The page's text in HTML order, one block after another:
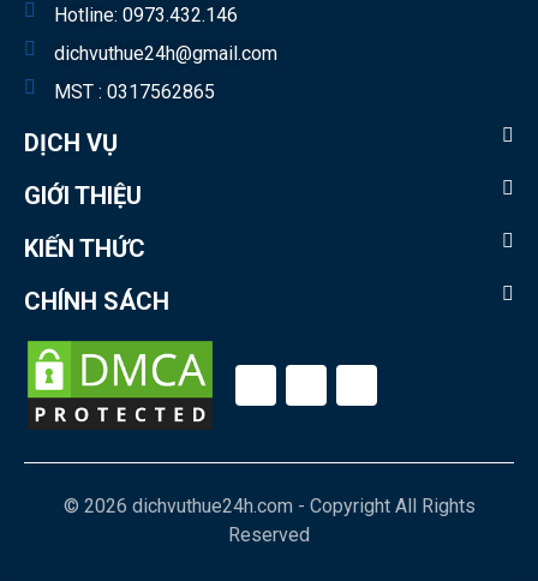
Hotline: 0973.432.146
dichvuthue24h@gmail.com
MST : 0317562865
DỊCH VỤ
GIỚI THIỆU
KIẾN THỨC
CHÍNH SÁCH
© 2026 dichvuthue24h.com - Copyright All Rights
Reserved